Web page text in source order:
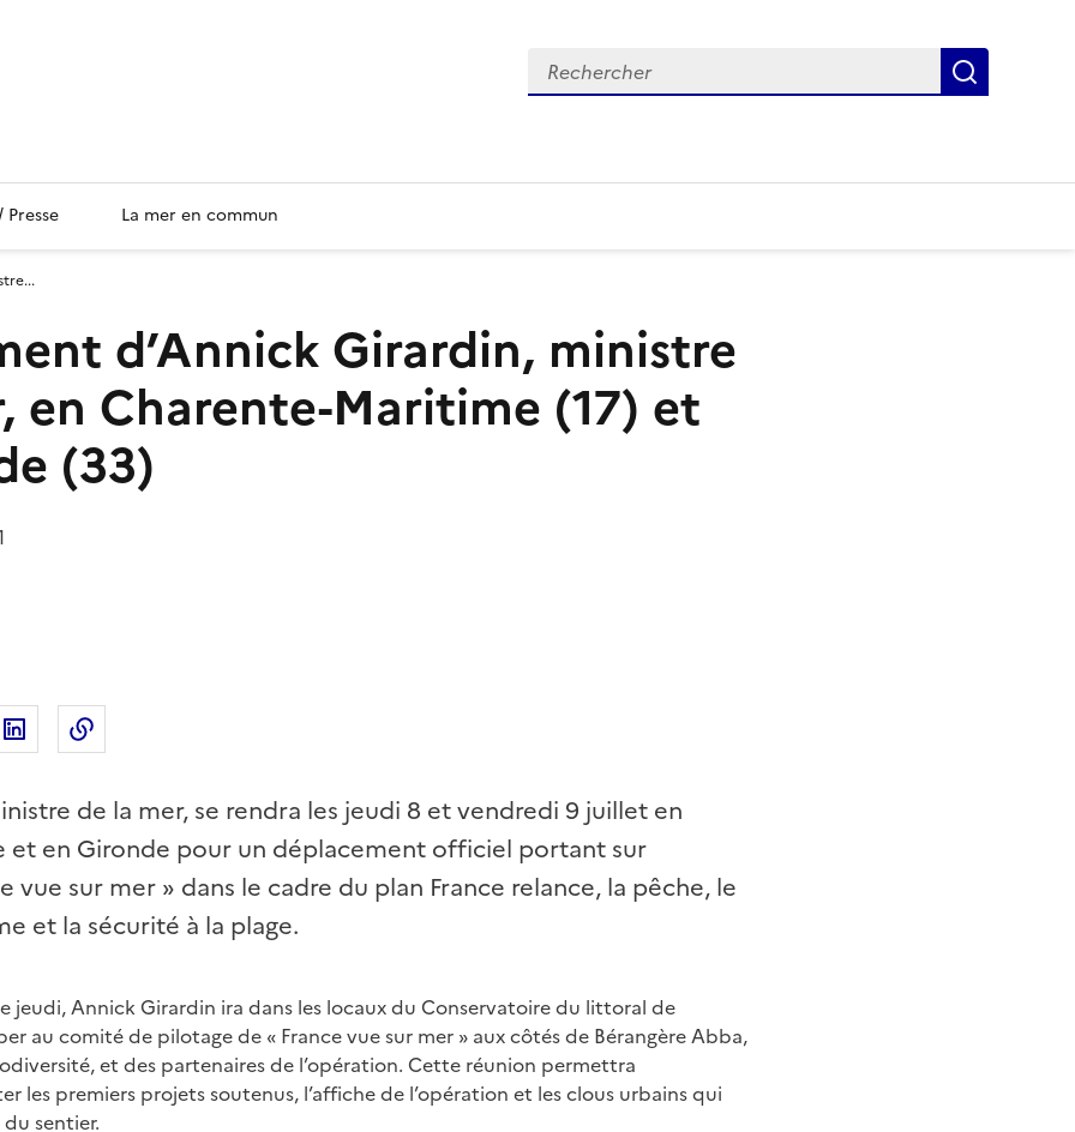
La mer en commun
d’Annick Girardin, ministre
en Charente-Maritime (17) et
(33)
Twitter
sur Facebook
Partager sur Linkedin
de la mer, se rendra les jeudi 8 et vendredi 9 juillet en
et en Gironde pour un déplacement officiel portant sur
vue sur mer » dans le cadre du plan France relance, la pêche, le
et la sécurité à la plage.
jeudi, Annick Girardin ira dans les locaux du Conservatoire du littoral de
au comité de pilotage de « France vue sur mer » aux côtés de Bérangère Abba,
et des partenaires de l’opération. Cette réunion permettra
les premiers projets soutenus, l’affiche de l’opération et les clous urbains qui
sentier.